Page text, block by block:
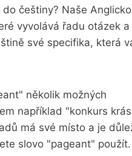
češtiny? Naše
vyvolává řadu otázek a
své specifika, která
několik možných
například "konkurs
má své místo a je
slovo "pageant" použít.